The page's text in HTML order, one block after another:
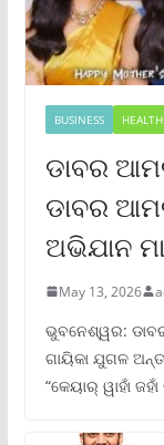
BUSINESS HEALTH
ଡାବର
ଡାବର
ଅଭିଯାନ
May 13, 2026
ଭୁବନେଶ୍ୱର:
ଗାୟିକା ଯୁଗଳ
“କେୟାର୍ ୱାହାଁ